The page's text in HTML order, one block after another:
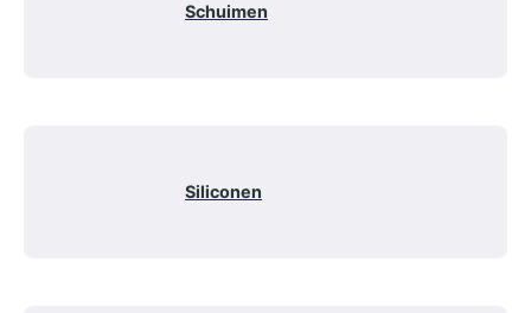
Schuimen
Siliconen